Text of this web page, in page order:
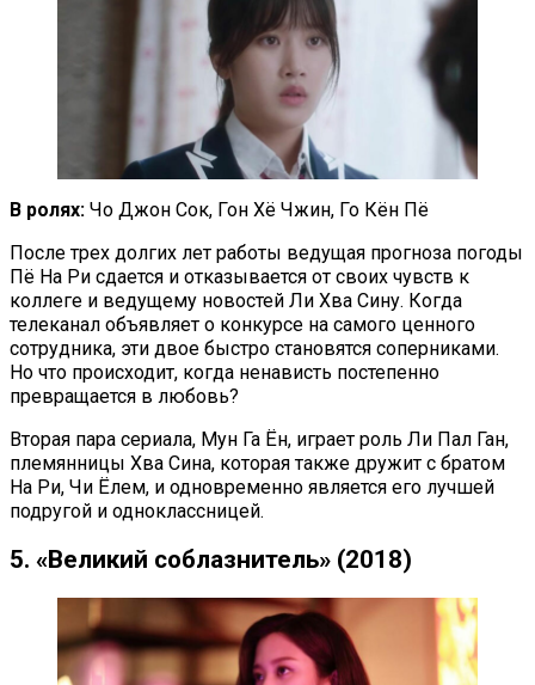
В ролях: Чо Джон Сок, Гон Хё Чжин, Го Кён Пё
После трех долгих лет работы ведущая прогноза погоды
Пё На Ри сдается и отказывается от своих чувств к
коллеге и ведущему новостей Ли Хва Сину. Когда
телеканал объявляет о конкурсе на самого ценного
сотрудника, эти двое быстро становятся соперниками.
Но что происходит, когда ненависть постепенно
превращается в любовь?
Вторая пара сериала, Мун Га Ён, играет роль Ли Пал Ган,
племянницы Хва Сина, которая также дружит с братом
На Ри, Чи Ёлем, и одновременно является его лучшей
подругой и одноклассницей.
5. «Великий соблазнитель» (2018)